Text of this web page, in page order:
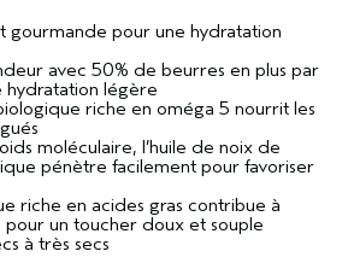
gourmande pour une hydratation
avec 50% de beurres en plus par
hydratation légère
riche en oméga 5 nourrit les
moléculaire, l’huile de noix de
pénètre facilement pour favoriser
riche en acides gras contribue à
pour un toucher doux et souple
à très secs